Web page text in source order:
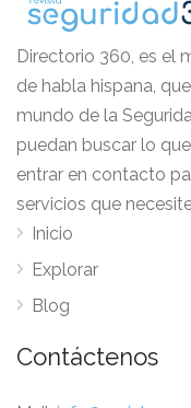
Directorio 360, es el
de habla hispana,
mundo de la
puedan buscar lo
entrar en contacto
servicios que
Inicio
Explorar
Blog
Contáctenos